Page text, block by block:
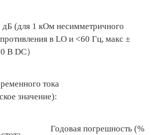
дБ (для 1 кОм несимметричного
в LO и <60 Гц, макс ±
В DC）
тока
значение):
Годовая погрешность (%